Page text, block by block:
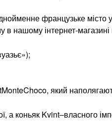
французьке місто
в нашому інтернет-
який
а коньяк Kvint–власного